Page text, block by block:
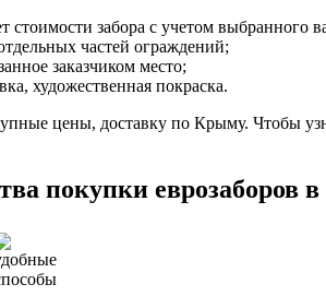
стоимости забора с учетом выбранного
частей ограждений;
заказчиком место;
художественная покраска.
цены, доставку по Крыму. Чтобы
покупки еврозаборов